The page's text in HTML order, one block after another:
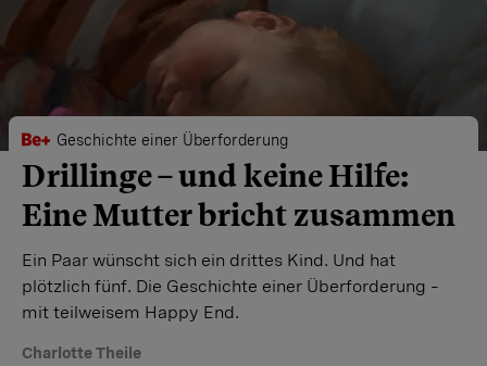
Geschichte einer Überforderung
Drillinge – und keine Hilfe:
Eine Mutter bricht zusammen
Ein Paar wünscht sich ein drittes Kind. Und hat
plötzlich fünf. Die Geschichte einer Überforderung –
mit teilweisem Happy End.
Charlotte Theile